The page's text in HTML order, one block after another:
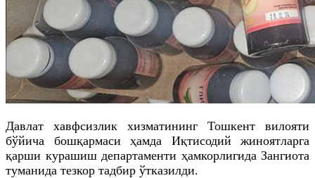
Давлат хавфсизлик хизматининг Тошкент вилояти
бўйича бошқармаси ҳамда Иқтисодий жиноятларга
қарши курашиш департаменти ҳамкорлигида Зангиота
туманида тезкор тадбир ўтказилди.